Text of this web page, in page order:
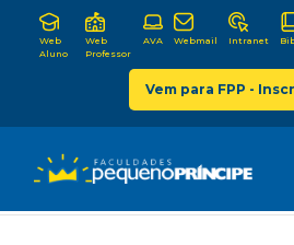
Web
Aluno
Web
Professor
AVA Webmail Intranet
Vem para FPP -